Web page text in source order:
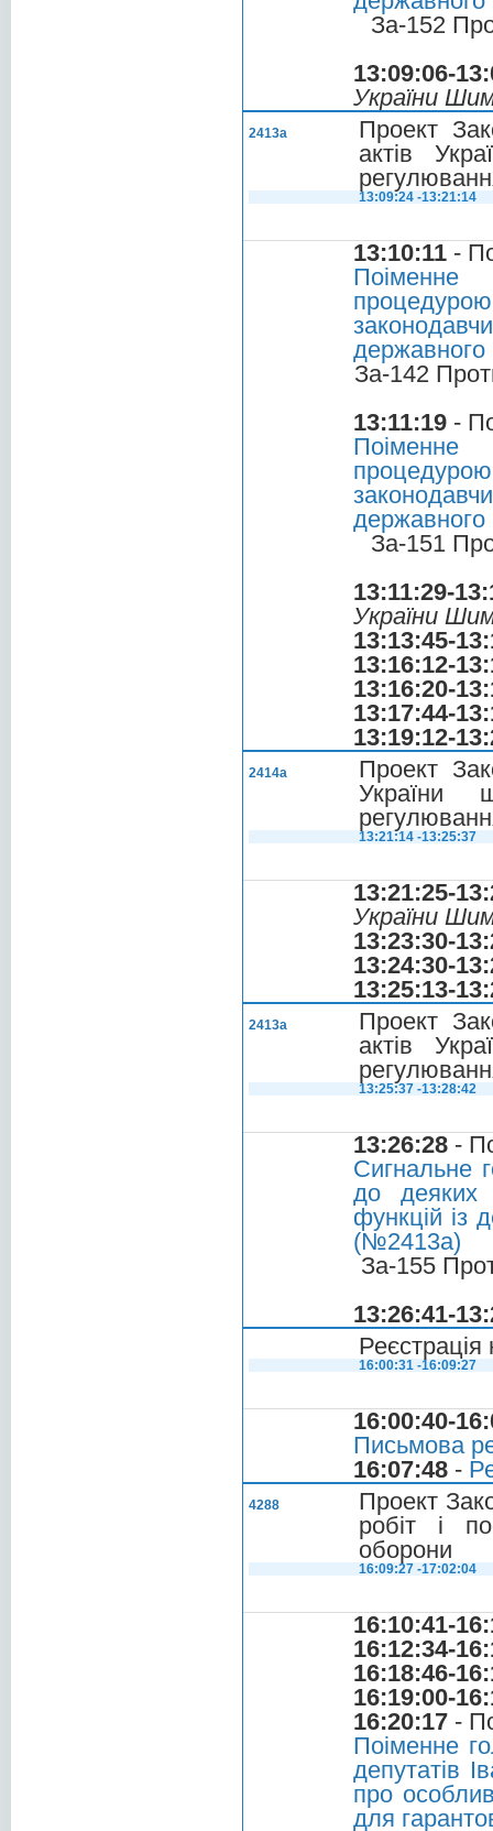
За-152
13:09:06-
України
2413а
Проект
актів
13:09:24 -13:21:14
13:10:11 -
Поіменне
державного
За-142
13:11:19 -
Поіменне
державного
За-151
13:11:29-
України
13:13:45-
13:16:12-
13:16:20-
13:17:44-
13:19:12-
2414а
Проект
України
13:21:14 -13:25:37
13:21:25-
України
13:23:30-
13:24:30-
13:25:13-
2413а
Проект
актів
13:25:37 -13:28:42
13:26:28 -
Сигнальне
до деяких
функцій із
(№2413а)
За-155
13:26:41-
Реєстрація
16:00:31 -16:09:27
16:00:40-
Письмова
16:07:48 -
4288
Проект
робіт і
оборони
16:09:27 -17:02:04
16:10:41-
16:12:34-
16:18:46-
16:19:00-
16:20:17 -
Поіменне
депутатів
про
для